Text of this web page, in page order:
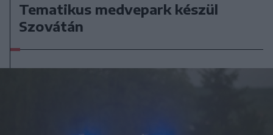
Tematikus medvepark készül
Szovátán